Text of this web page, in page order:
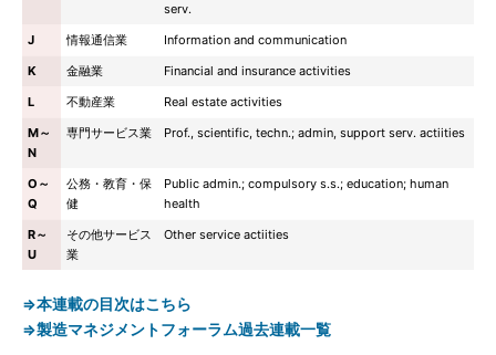
serv.
J
情報通信業
Information and communication
K
金融業
Financial and insurance activities
L
不動産業
Real estate activities
M～
N
専門サービス業 Prof., scientific, techn.; admin, support serv. actiities
O～
Q
公務・教育・保
健
Public admin.; compulsory s.s.; education; human
health
R～
U
その他サービス
業
Other service actiities
⇒本連載の目次はこちら
⇒製造マネジメントフォーラム過去連載一覧